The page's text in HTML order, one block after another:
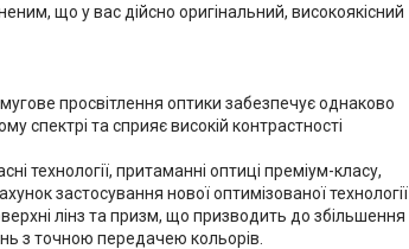
що у вас дійсно оригінальний, високоякісний
просвітлення оптики забезпечує однаково
спектрі та сприяє високій контрастності
технології, притаманні оптиці преміум-класу,
застосування нової оптимізованої технології
лінз та призм, що призводить до збільшення
з точною передачею кольорів.